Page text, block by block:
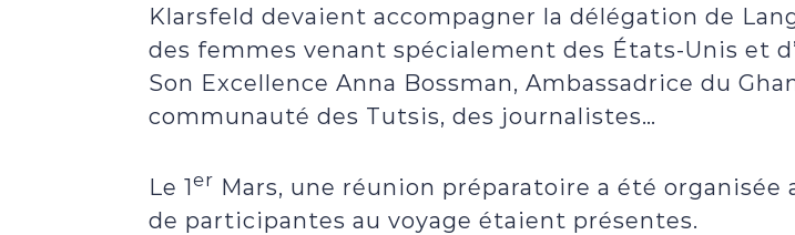
Klarsfeld devaient accompagner la délégation de
des femmes venant spécialement des États-Unis et
Son Excellence Anna Bossman, Ambassadrice du
communauté des Tutsis, des journalistes…
Le 1er Mars, une réunion préparatoire a été organisée
de participantes au voyage étaient présentes.